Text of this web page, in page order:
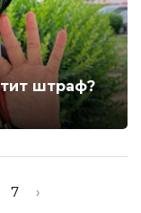
штраф?
7 ›